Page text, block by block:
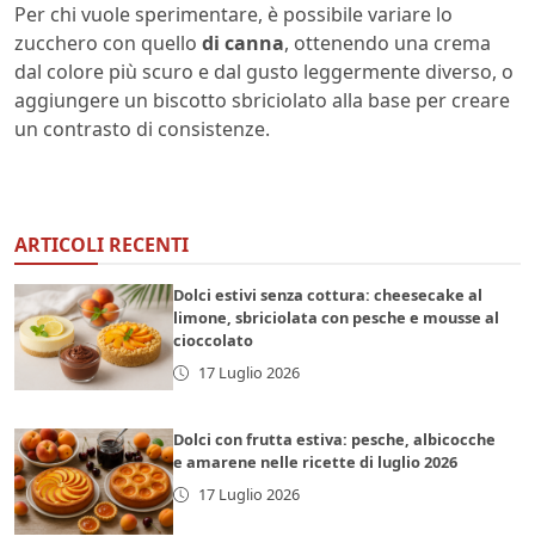
Per chi vuole sperimentare, è possibile variare lo
zucchero con quello di canna, ottenendo una crema
dal colore più scuro e dal gusto leggermente diverso, o
aggiungere un biscotto sbriciolato alla base per creare
un contrasto di consistenze.
ARTICOLI RECENTI
Dolci estivi senza cottura: cheesecake al
limone, sbriciolata con pesche e mousse al
cioccolato
17 Luglio 2026
Dolci con frutta estiva: pesche, albicocche
e amarene nelle ricette di luglio 2026
17 Luglio 2026